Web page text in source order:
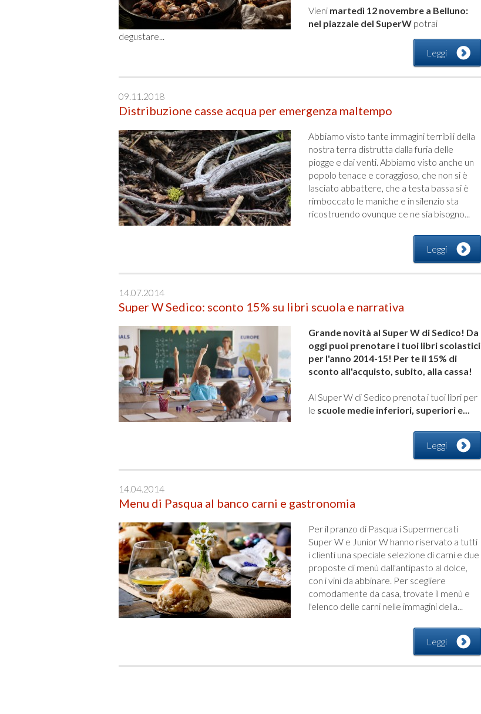
Vieni martedì 12 novembre a Belluno:
nel piazzale del SuperW potrai
degustare...
Leggi
09.11.2018
Distribuzione casse acqua per emergenza maltempo
Abbiamo visto tante immagini terribili della
nostra terra distrutta dalla furia delle
piogge e dai venti. Abbiamo visto anche un
popolo tenace e coraggioso, che non si è
lasciato abbattere, che a testa bassa si è
rimboccato le maniche e in silenzio sta
ricostruendo ovunque ce ne sia bisogno...
Leggi
14.07.2014
Super W Sedico: sconto 15% su libri scuola e narrativa
Grande novità al Super W di Sedico! Da
oggi puoi prenotare i tuoi libri scolastici
per l'anno 2014-15! Per te il 15% di
sconto all'acquisto, subito, alla cassa!
Al Super W di Sedico prenota i tuoi libri per
le scuole medie inferiori, superiori e...
Leggi
14.04.2014
Menu di Pasqua al banco carni e gastronomia
Per il pranzo di Pasqua i Supermercati
Super W e Junior W hanno riservato a tutti
i clienti una speciale selezione di carni e due
proposte di menù dall'antipasto al dolce,
con i vini da abbinare. Per scegliere
comodamente da casa, trovate il menù e
l'elenco delle carni nelle immagini della...
Leggi